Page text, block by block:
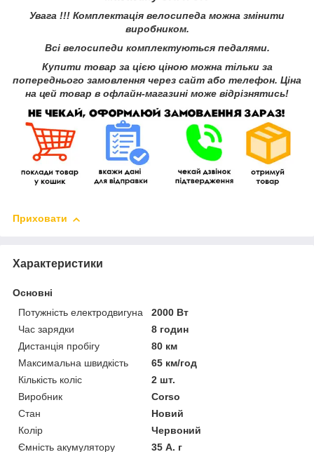
Увага !!! Комплектація велосипеда можна змінити
виробником.
Всі велосипеди комплектуються педалями.
Купити товар за цією ціною можна тільки за
попереднього замовлення через сайт або телефон. Ціна
на цей товар в офлайн-магазині може відрізнятись!
Приховати
Характеристики
Основні
Потужність електродвигуна
2000 Вт
Час зарядки
8 годин
Дистанція пробігу
80 км
Максимальна швидкість
65 км/год
Кількість коліс
2 шт.
Виробник
Corso
Стан
Новий
Колір
Червоний
Ємність акумулятору
35 А. г